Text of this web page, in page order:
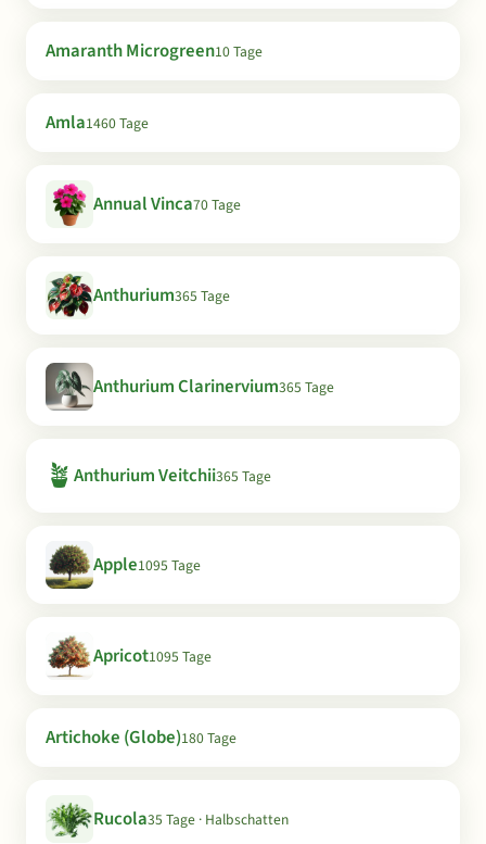
Amaranth Microgreen10 Tage
Amla1460 Tage
Annual Vinca70 Tage
Anthurium365 Tage
Anthurium Clarinervium365 Tage
🪴 Anthurium Veitchii365 Tage
Apple1095 Tage
Apricot1095 Tage
Artichoke (Globe)180 Tage
Rucola35 Tage · Halbschatten